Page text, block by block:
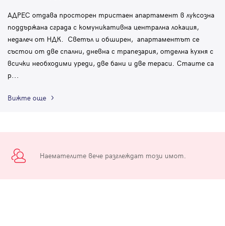
АДРЕС отдава просторен тристаен апартамент в луксозна
поддържана сграда с комуникативна централна локация,
недалеч от НДК. Светъл и обширен, апартаментът се
състои от две спални, дневна с трапезария, отделна кухня с
всички необходими уреди, две бани и две тераси. Стаите са
р...
Вижте още
Наемателите вече разглеждат този имот.